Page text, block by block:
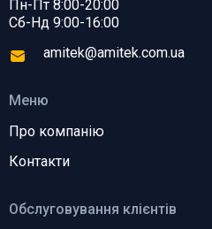
Обслуговування клієнтів
Меню
Про компанію
Контакти
Пн-Пт 8:00-20:00
Сб-Нд 9:00-16:00
amitek@amitek.com.ua